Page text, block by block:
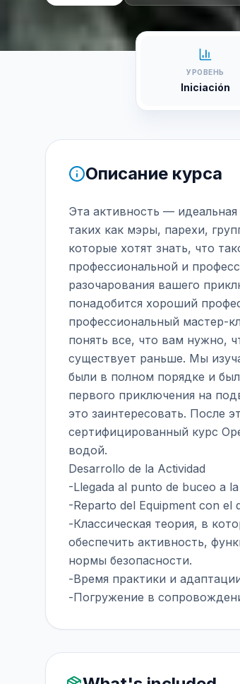
УРОВЕНЬ
Iniciación
Описание курса
Эта активность —
таких как мэры, парехи,
которые хотят знать, что
профессиональной и
разочарования вашего
понадобится хороший
профессиональный мастер-
понять все, что вам нужно,
существует раньше. Мы
были в полном порядке и
первого приключения на
это заинтересовать. После
сертифицированный курс
водой.
Desarrollo de la Actividad
-Llegada al punto de buceo a
-Reparto del Equipment con el
-Классическая теория, в
обеспечить активность,
нормы безопасности.
-Время практики и
-Погружение в